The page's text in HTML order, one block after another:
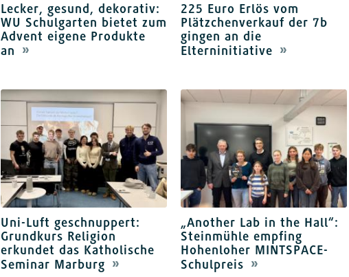
Lecker, gesund, dekorativ:
WU Schulgarten bietet zum
Advent eigene Produkte
an
225 Euro Erlös vom
Plätzchenverkauf der 7b
gingen an die
Elterninitiative
Uni-Luft geschnuppert:
Grundkurs Religion
erkundet das Katholische
Seminar Marburg
„Another Lab in the Hall“:
Steinmühle empfing
Hohenloher MINTSPACE-
Schulpreis